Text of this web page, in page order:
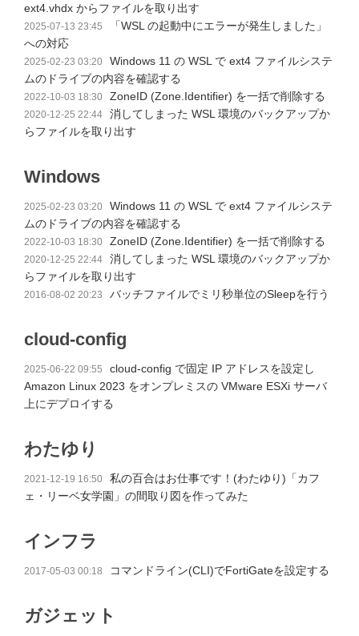
ext4.vhdx からファイルを取り出す
2025-07-13 23:45
「WSL の起動中にエラーが発生しました」
への対応
2025-02-23 03:20
Windows 11 の WSL で ext4 ファイルシステ
ムのドライブの内容を確認する
2022-10-03 18:30 ZoneID (Zone.Identifier) を一括で削除する
2020-12-25 22:44
消してしまった WSL 環境のバックアップか
らファイルを取り出す
Windows
2025-02-23 03:20
Windows 11 の WSL で ext4 ファイルシステ
ムのドライブの内容を確認する
2022-10-03 18:30 ZoneID (Zone.Identifier) を一括で削除する
2020-12-25 22:44
消してしまった WSL 環境のバックアップか
らファイルを取り出す
2016-08-02 20:23 バッチファイルでミリ秒単位のSleepを行う
cloud-config
2025-06-22 09:55
cloud-config で固定 IP アドレスを設定し
Amazon Linux 2023 をオンプレミスの VMware ESXi サーバ
上にデプロイする
わたゆり
2021-12-19 16:50
私の百合はお仕事です！(わたゆり)「カフ
ェ・リーベ女学園」の間取り図を作ってみた
インフラ
2017-05-03 00:18 コマンドライン(CLI)でFortiGateを設定する
ガジェット